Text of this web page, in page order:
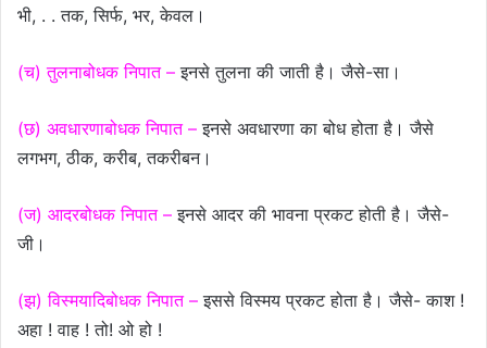
भी, . . तक, सिर्फ, भर, केवल।
(च) तुलनाबोधक निपात – इनसे तुलना की जाती है। जैसे-सा।
(छ) अवधारणाबोधक निपात – इनसे अवधारणा का बोध होता है। जैसे
लगभग, ठीक, करीब, तकरीबन।
(ज) आदरबोधक निपात – इनसे आदर की भावना प्रकट होती है। जैसे-
जी।
(झ) विस्मयादिबोधक निपात – इससे विस्मय प्रकट होता है। जैसे- काश !
अहा ! वाह ! तो! ओ हो !